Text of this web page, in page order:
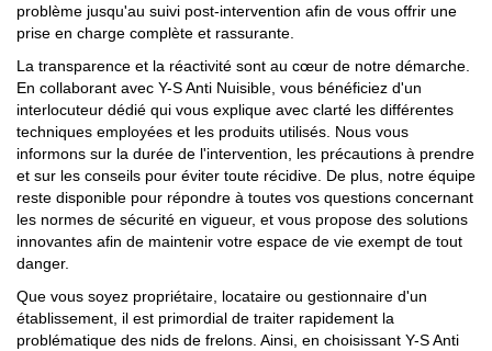
problème jusqu'au suivi post-intervention afin de vous offrir une
prise en charge complète et rassurante.
La transparence et la réactivité sont au cœur de notre démarche.
En collaborant avec Y-S Anti Nuisible, vous bénéficiez d'un
interlocuteur dédié qui vous explique avec clarté les différentes
techniques employées et les produits utilisés. Nous vous
informons sur la durée de l'intervention, les précautions à prendre
et sur les conseils pour éviter toute récidive. De plus, notre équipe
reste disponible pour répondre à toutes vos questions concernant
les normes de sécurité en vigueur, et vous propose des solutions
innovantes afin de maintenir votre espace de vie exempt de tout
danger.
Que vous soyez propriétaire, locataire ou gestionnaire d'un
établissement, il est primordial de traiter rapidement la
problématique des nids de frelons. Ainsi, en choisissant Y-S Anti